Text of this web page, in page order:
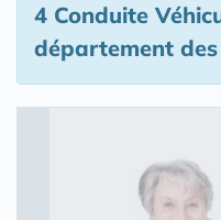
4 Conduite
département